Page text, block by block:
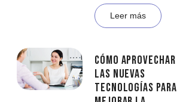
Leer más
Cómo aprovechar
las nuevas
tecnologías para